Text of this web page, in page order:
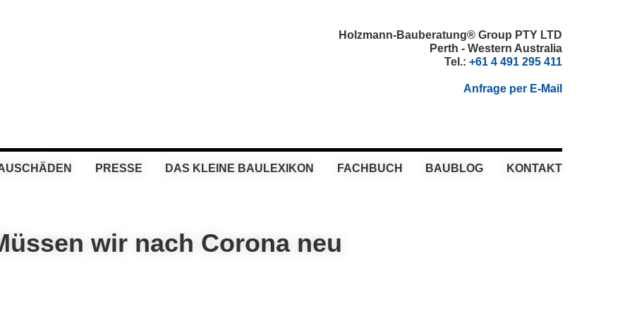
Holzmann-Bauberatung® Group PTY LTD
Perth - Western Australia
Tel.: +61 4 491 295 411
Anfrage per E-Mail
PRESSE DAS KLEINE BAULEXIKON FACHBUCH BAUBLOG KONTAKT
wir nach Corona neu